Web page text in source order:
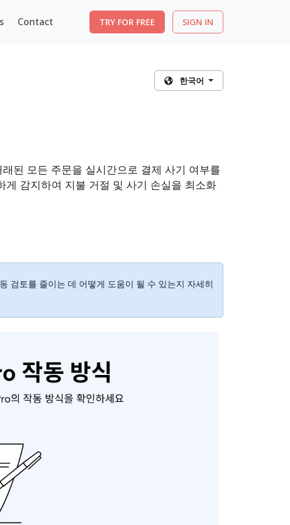
Contact TRY FOR FREE SIGN IN
한국어
된 모든 주문을 실시간으로 결제 사기 여부를
감지하여 지불 거절 및 사기 손실을 최소화
검토를 줄이는 데 어떻게 도움이 될 수 있는지 자세히